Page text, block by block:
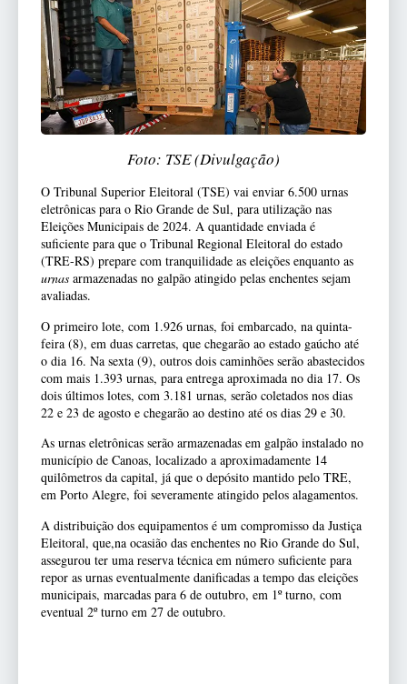
Foto: TSE (Divulgação)
O Tribunal Superior Eleitoral (TSE) vai enviar 6.500 urnas
eletrônicas para o Rio Grande de Sul, para utilização nas
Eleições Municipais de 2024. A quantidade enviada é
suficiente para que o Tribunal Regional Eleitoral do estado
(TRE-RS) prepare com tranquilidade as eleições enquanto as
urnas armazenadas no galpão atingido pelas enchentes sejam
avaliadas.
O primeiro lote, com 1.926 urnas, foi embarcado, na quinta-
feira (8), em duas carretas, que chegarão ao estado gaúcho até
o dia 16. Na sexta (9), outros dois caminhões serão abastecidos
com mais 1.393 urnas, para entrega aproximada no dia 17. Os
dois últimos lotes, com 3.181 urnas, serão coletados nos dias
22 e 23 de agosto e chegarão ao destino até os dias 29 e 30.
As urnas eletrônicas serão armazenadas em galpão instalado no
município de Canoas, localizado a aproximadamente 14
quilômetros da capital, já que o depósito mantido pelo TRE,
em Porto Alegre, foi severamente atingido pelos alagamentos.
A distribuição dos equipamentos é um compromisso da Justiça
Eleitoral, que,na ocasião das enchentes no Rio Grande do Sul,
assegurou ter uma reserva técnica em número suficiente para
repor as urnas eventualmente danificadas a tempo das eleições
municipais, marcadas para 6 de outubro, em 1º turno, com
eventual 2º turno em 27 de outubro.